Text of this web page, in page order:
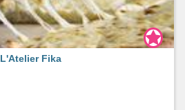
L'Atelier Fika